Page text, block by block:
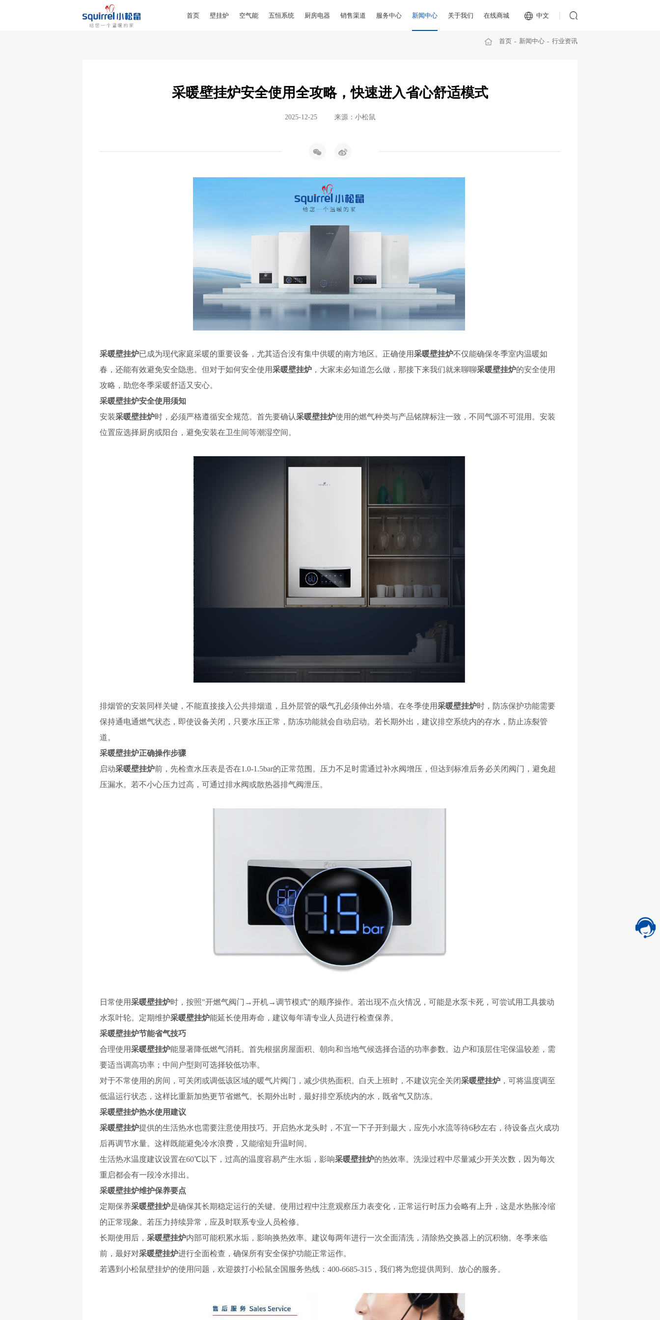
首页 壁挂炉 空气能 五恒系统 厨房电器 销售渠道 服务中心 新闻中心 关于我们 在线商城 中文
首页 新闻中心 行业资讯
采暖壁挂炉安全使用全攻略，快速进入省心舒适模式
2025-12-25 来源：小松鼠
采暖壁挂炉已成为现代家庭采暖的重要设备，尤其适合没有集中供暖的南方地区。正确使用采暖壁挂炉不仅能确保冬季室内温暖如
春，还能有效避免安全隐患。 但对于如何安全使用采暖壁挂炉 ，大家未必知道怎么做，那接下来我们就来聊聊采暖壁挂炉的安全使用
攻略 ，助您冬季采暖舒适又安心。
采暖壁挂炉安全使用须知
安装采暖壁挂炉时，必须严格遵循安全规范。首先要确认采暖壁挂炉使用的燃气种类与产品铭牌标注一致，不同气源不可混用。安装
位置应选择厨房或阳台，避免安装在卫生间等潮湿空间。
排烟管的安装同样关键，不能直接接入公共排烟道，且外层管的吸气孔必须伸出外墙。在冬季使用采暖壁挂炉时，防冻保护功能需要
保持通电通燃气状态，即使设备关闭，只要水压正常，防冻功能就会自动启动。若长期外出，建议排空系统内的存水，防止冻裂管
道。
采暖壁挂炉正确操作步骤
启动采暖壁挂炉前，先检查水压表是否在1.0-1.5bar的正常范围。压力不足时需通过补水阀增压，但达到标准后务必关闭阀门，避免超
压漏水。若不小心压力过高，可通过排水阀或散热器排气阀泄压。
日常使用采暖壁挂炉时，按照"开燃气阀门→开机→调节模式"的顺序操作。若出现不点火情况，可能是水泵卡死，可尝试用工具拨动
水泵叶轮。定期维护采暖壁挂炉能延长使用寿命，建议每年请专业人员进行检查保养。
采暖壁挂炉节能省气技巧
合理使用采暖壁挂炉能显著降低燃气消耗。首先根据房屋面积、朝向和当地气候选择合适的功率参数。边户和顶层住宅保温较差，需
要适当调高功率；中间户型则可选择较低功率。
对于不常使用的房间，可关闭或调低该区域的暖气片阀门，减少供热面积。白天上班时，不建议完全关闭采暖壁挂炉 ，可将温度调至
低温运行状态，这样比重新加热更节省燃气。长期外出时，最好排空系统内的水，既省气又防冻。
采暖壁挂炉热水使用建议
采暖壁挂炉提供的生活热水也需要注意使用技巧。开启热水龙头时，不宜一下子开到最大，应先小水流等待6秒左右，待设备点火成功
后再调节水量。这样既能避免冷水浪费，又能缩短升温时间。
生活热水温度建议设置在60℃以下，过高的温度容易产生水垢，影响采暖壁挂炉的热效率。洗澡过程中尽量减少开关次数，因为每次
重启都会有一段冷水排出。
采暖壁挂炉维护保养要点
定期保养采暖壁挂炉是确保其长期稳定运行的关键。使用过程中注意观察压力表变化，正常运行时压力会略有上升，这是水热胀冷缩
的正常现象。若压力持续异常，应及时联系专业人员检修。
长期使用后， 采暖壁挂炉内部可能积累水垢，影响换热效率。建议每两年进行一次全面清洗，清除热交换器上的沉积物。冬季来临
前，最好对采暖壁挂炉进行全面检查，确保所有安全保护功能正常运作。
若遇到小松鼠壁挂炉的使用问题，欢迎拨打小松鼠全国服务热线： 400-6685-315，我们将为您提供周到、放心的服务。